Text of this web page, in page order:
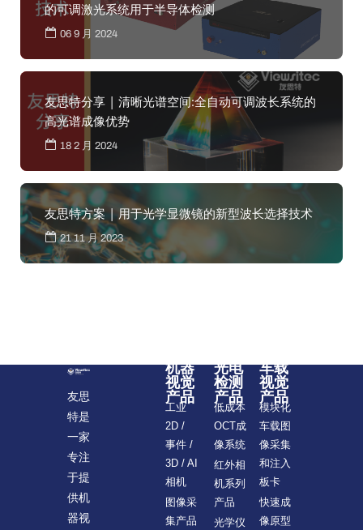
的可调激光系统用于半导体检测
06 9 月 2024
友思特分享 | 清晰光谱空间:全自动可调波长系统的
高光谱成像优势
18 2 月 2024
友思特方案 | 用于光学显微镜的新型波长选择技术
21 11 月 2023
友思
特是
一家
专注
于提
供机
器视
机器
视觉
产品
工业
2D /
事件 /
3D / AI
相机
图像采
集产品
光电
检测
产品
低成本
OCT成
像系统
红外相
机系列
产品
光学仪
车载
视觉
产品
模块化
车载图
像采集
和注入
板卡
快速成
像原型